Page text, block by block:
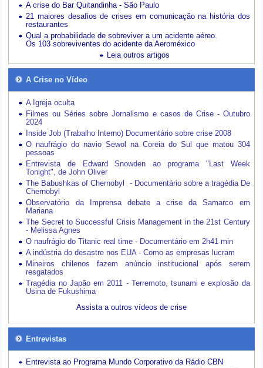
A crise do Bar Quitandinha - São Paulo
21 maiores desafios de crises em comunicação na história dos
restaurantes
Qual a probabilidade de sobreviver a um acidente aéreo.
Os 103 sobreviventes do acidente da Aeroméxico
Leia outros artigos
A Crise no Vídeo
A Igreja oculta
Filmes ou Séries sobre Jornalismo e casos de Crise - Outubro
2024
Inside Job (Trabalho Interno) Documentário sobre crise 2008
O naufrágio do navio Sewol na Coreia do Sul que matou 304
pessoas
Entrevista de Edward Snowden ao programa "Last Week
Tonight", de John Oliver
The Babushkas of Chernobyl - Documentário sobre a tragédia De
Chernobyl
Observatório da Imprensa debate a crise da Samarco em
Mariana
The Secret to Successful Crisis Management in the 21st Century
- Melissa Agnes
O naufrágio do Titanic real time - Documentário em 2h41 min
A indústria do desastre nos EUA - Como as empresas lucram
Mineiros chilenos fazem anúncio institucional após serem
resgatados
Tragédia no Japão em 2011 - Terremoto, tsunami e explosão da
Usina de Fukushima
Assista a outros vídeos de crise
Entrevistas
Entrevista ao Programa Mundo Corporativo da Rádio CBN